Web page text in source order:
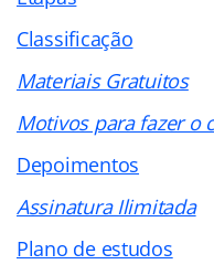
Classificação
Materiais Gratuitos
Motivos para fazer o
Depoimentos
Assinatura Ilimitada
Plano de estudos